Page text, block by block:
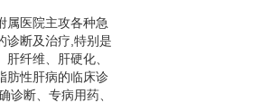
属医院主攻各种急
诊断及治疗,特别是
纤维、肝硬化、
肪性肝病的临床诊
诊断、专病用药、